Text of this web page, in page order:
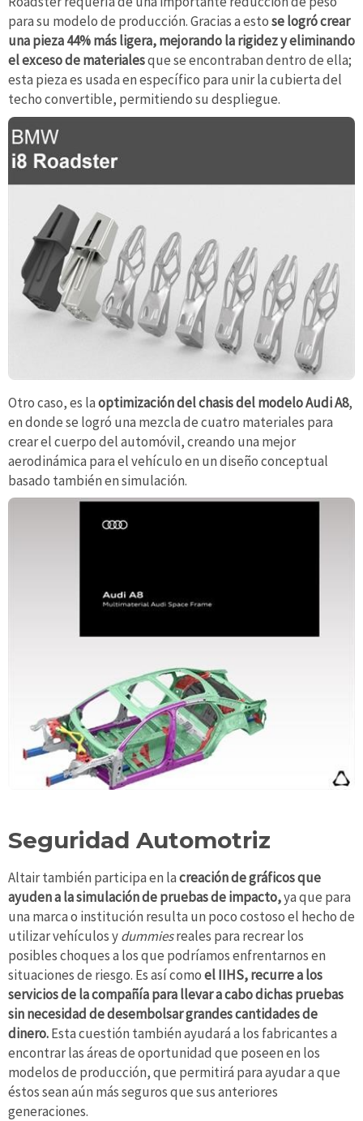
para su modelo de producción. Gracias a estose logró crear
una pieza 44% más ligera, mejorando la rigidez y eliminando
el exceso de materialesque se encontraban dentro de ella;
esta pieza es usada en específico para unir la cubierta del
techo convertible, permitiendo su despliegue.
Otro caso, es laoptimización del chasis del modelo Audi A8,
en donde se logró una mezcla de cuatro materiales para
crear el cuerpo del automóvil, creando una mejor
aerodinámica para el vehículo en un diseño conceptual
basado también en simulación.
Seguridad Automotriz
Altair también participa en lacreación de gráficos que
ayuden a la simulación de pruebas de impacto,ya que para
una marca o institución resulta un poco costoso el hecho de
utilizar vehículos ydummiesreales para recrear los
posibles choques a los que podríamos enfrentarnos en
situaciones de riesgo. Es así comoel IIHS, recurre a los
servicios de la compañía para llevar a cabo dichas pruebas
sin necesidad de desembolsar grandes cantidades de
dinero.Esta cuestión también ayudará a los fabricantes a
encontrar las áreas de oportunidad que poseen en los
modelos de producción, que permitirá para ayudar a que
éstos sean aún más seguros que sus anteriores
generaciones.